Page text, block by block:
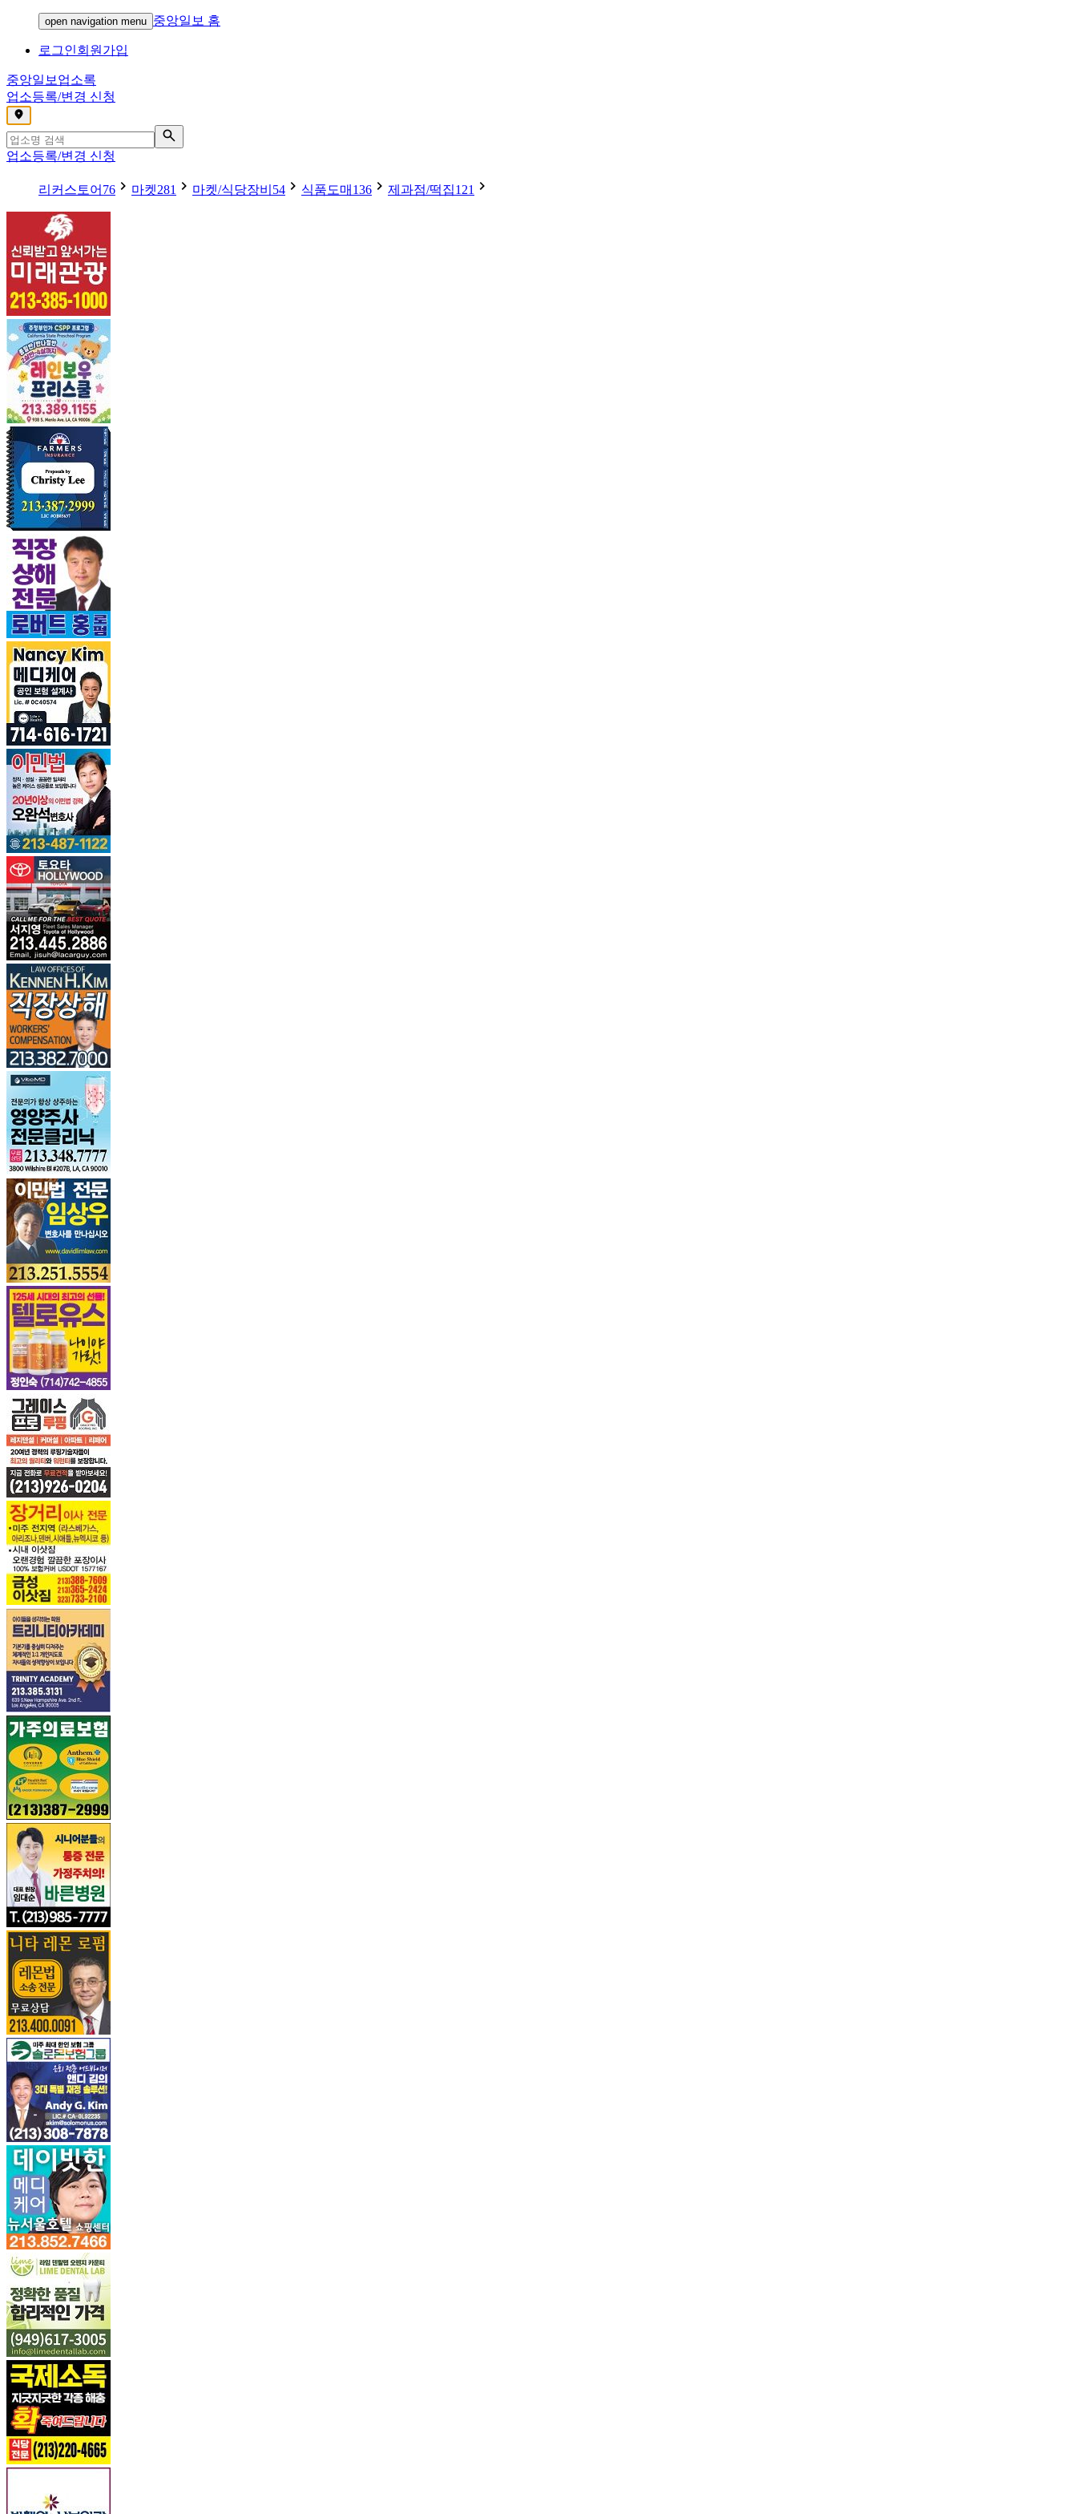
open navigation menu 중앙일보 홈
로그인회원가입
중앙일보 업소록
업소등록/변경 신청
,
업소등록/변경 신청
리커스토어 76 마켓281 마켓/식당장비 54 식품도매 136 제과점/떡집121